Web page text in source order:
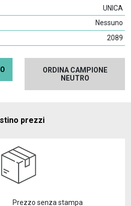
UNICA
Nessuno
2089
ORDINA CAMPIONE
NEUTRO
prezzi
Prezzo senza stampa